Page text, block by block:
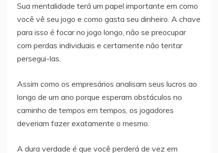
Sua mentalidade terá um papel importante em como
você vê seu jogo e como gasta seu dinheiro. A chave
para isso é focar no jogo longo, não se preocupar
com perdas individuais e certamente não tentar
persegui-las.
Assim como os empresários analisam seus lucros ao
longo de um ano porque esperam obstáculos no
caminho de tempos em tempos, os jogadores
deveriam fazer exatamente o mesmo.
A dura verdade é que você perderá de vez em